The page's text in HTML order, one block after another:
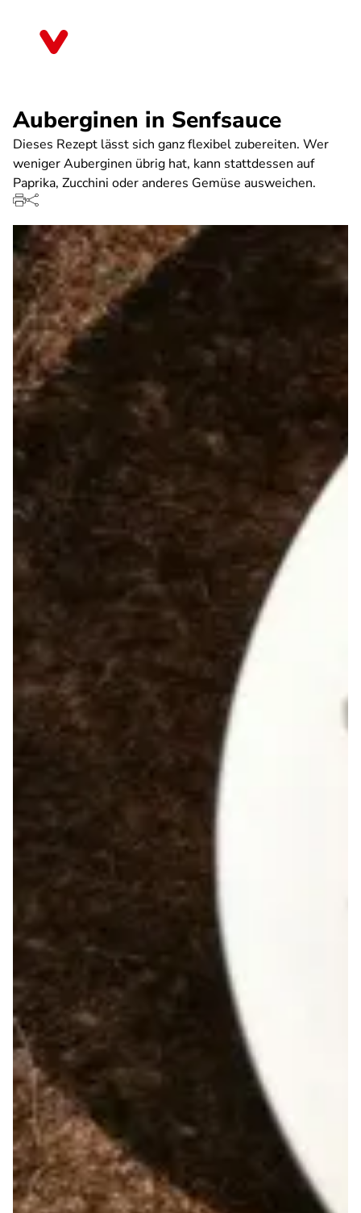
Auberginen in Senfsauce
Dieses Rezept lässt sich ganz flexibel zubereiten. Wer
weniger Auberginen übrig hat, kann stattdessen auf
Paprika, Zucchini oder anderes Gemüse ausweichen.